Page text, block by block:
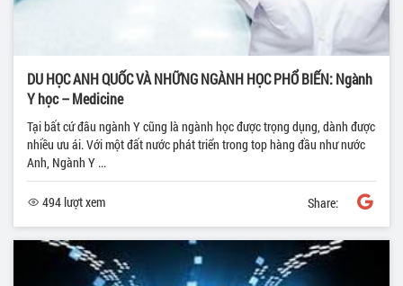
DU HỌC ANH QUỐC VÀ NHỮNG NGÀNH HỌC PHỔ BIẾN: Ngành
Y học – Medicine
Tại bất cứ đâu ngành Y cũng là ngành học được trọng dụng, dành được
nhiều ưu ái. Với một đất nước phát triển trong top hàng đầu như nước
Anh, Ngành Y ...
494 lượt xem Share: